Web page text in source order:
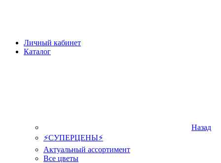
Личный кабинет
Каталог
Назад
⚡СУПЕРЦЕНЫ⚡
Актуальный ассортимент
Все цветы